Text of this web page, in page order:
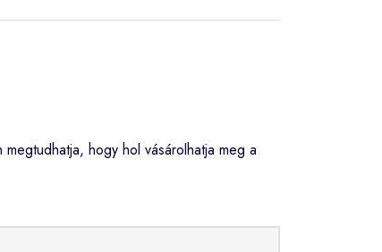
hogy hol vásárolhatja meg a